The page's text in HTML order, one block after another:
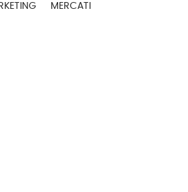
MERCATI